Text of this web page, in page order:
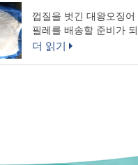
껍질을 벗긴 대왕오징어
필레를 배송할 준비가 되
었습니다.
더 읽기